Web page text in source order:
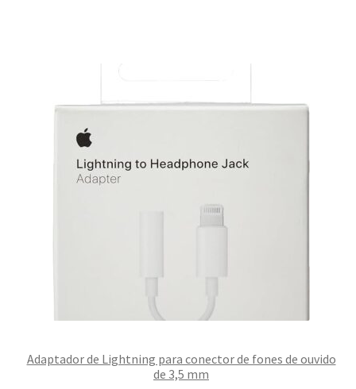
Adaptador de Lightning para conector de fones de ouvido
de 3,5 mm